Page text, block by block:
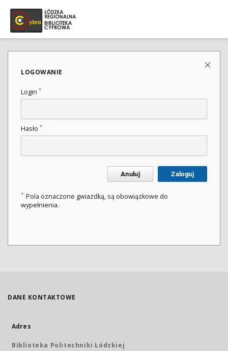
LOGOWANIE
Login *
Hasło *
Anuluj Zaloguj
* Pola oznaczone gwiazdką, są obowiązkowe do
wypełnienia.
DANE KONTAKTOWE
Adres
Biblioteka Politechniki Łódzkiej